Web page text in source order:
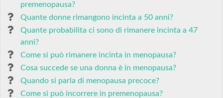
premenopausa?
Quante donne rimangono incinta a 50 anni?
Quante probabilita ci sono di rimanere incinta a 47
anni?
Come si può rimanere incinta in menopausa?
Cosa succede se una donna è in menopausa?
Quando si parla di menopausa precoce?
Come si può incorrere in premenopausa?